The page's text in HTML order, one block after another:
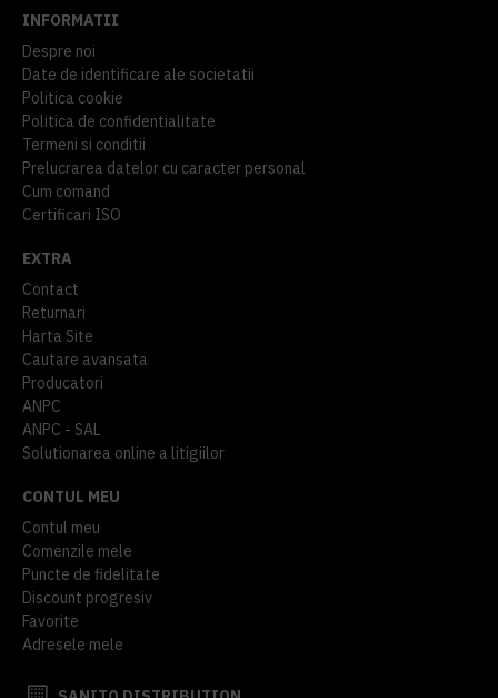
INFORMATII
Despre noi
Date de identificare ale societatii
Politica cookie
Politica de confidentialitate
Termeni si conditii
Prelucrarea datelor cu caracter personal
Cum comand
Certificari ISO
EXTRA
Contact
Returnari
Harta Site
Cautare avansata
Producatori
ANPC
ANPC - SAL
Solutionarea online a litigiilor
CONTUL MEU
Contul meu
Comenzile mele
Puncte de fidelitate
Discount progresiv
Favorite
Adresele mele